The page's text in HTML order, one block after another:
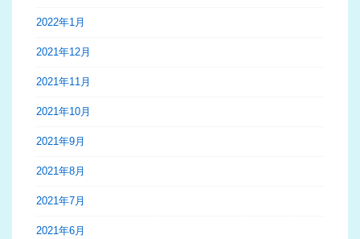
2022年1月
2021年12月
2021年11月
2021年10月
2021年9月
2021年8月
2021年7月
2021年6月